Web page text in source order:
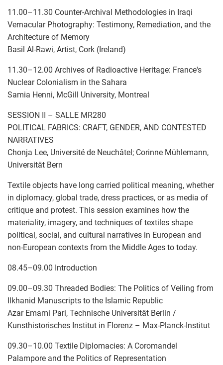
11.00–11.30 Counter-Archival Methodologies in Iraqi
Vernacular Photography: Testimony, Remediation, and the
Architecture of Memory
Basil Al-Rawi, Artist, Cork (Ireland)
11.30–12.00 Archives of Radioactive Heritage: France's
Nuclear Colonialism in the Sahara
Samia Henni, McGill University, Montreal
SESSION II – SALLE MR280
POLITICAL FABRICS: CRAFT, GENDER, AND CONTESTED
NARRATIVES
Chonja Lee, Université de Neuchâtel; Corinne Mühlemann,
Universität Bern
Textile objects have long carried political meaning, whether
in diplomacy, global trade, dress practices, or as media of
critique and protest. This session examines how the
materiality, imagery, and techniques of textiles shape
political, social, and cultural narratives in European and
non-European contexts from the Middle Ages to today.
08.45–09.00 Introduction
09.00–09.30 Threaded Bodies: The Politics of Veiling from
Ilkhanid Manuscripts to the Islamic Republic
Azar Emami Pari, Technische Universität Berlin /
Kunsthistorisches Institut in Florenz – Max-Planck-Institut
09.30–10.00 Textile Diplomacies: A Coromandel
Palampore and the Politics of Representation